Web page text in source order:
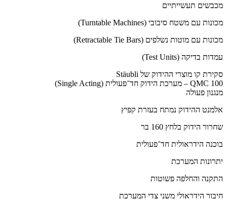
מכבשים תעשייתיים
מכונות עם משטח סיבובי (Turntable Machines)
מכונות עם מוטות נשלפים (Retractable Tie Bars)
עמדות בדיקה (Test Units)
סקירת קו מוצרי ההידוק של Stäubli
QMC 100 – מערכת הידוק חד־פעולית (Single Acting)
מנגנון פעולה
אלמנט ההידוק נמתח בעזרת קפיץ
שחרור הידוק בלחץ 160 בר
בוכנה הידראולית חד־פעולית
יתרונות המערכת
התקנה והחלפה פשוטות
חיבור הידראולי משני צדי המערכת